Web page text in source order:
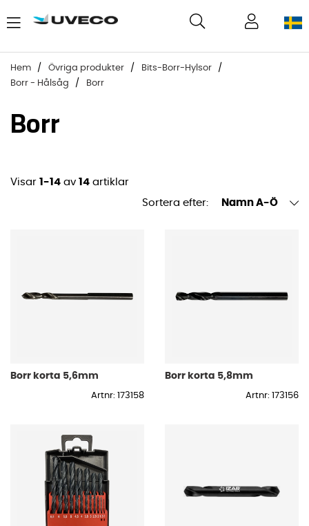
Hem Övriga produkter
Bits-Borr-Hylsor
Borr - Hålsåg
Borr
Borr
Visar 1-14 av 14 artiklar
Sortera efter:
Namn A-Ö
Borr korta 5,6mm
Artnr: 173158
Borr korta 5,8mm
Artnr: 173156